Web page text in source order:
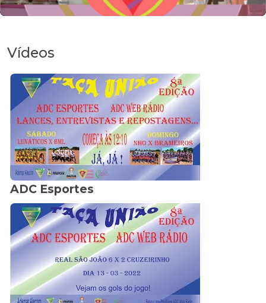
Vídeos
ADC Esportes